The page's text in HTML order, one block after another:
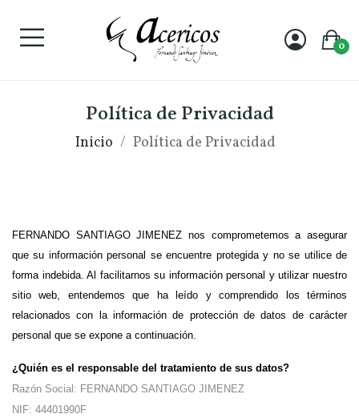
0
Política de Privacidad
Inicio Política de Privacidad
FERNANDO SANTIAGO JIMENEZ nos comprometemos a asegurar
que su información personal se encuentre protegida y no se utilice de
forma indebida. Al facilitarnos su información personal y utilizar nuestro
sitio web, entendemos que ha leído y comprendido los términos
relacionados con la información de protección de datos de carácter
personal que se expone a continuación.
¿Quién es el responsable del tratamiento de sus datos?
Razón Social: FERNANDO SANTIAGO JIMENEZ
NIF: 44401990F